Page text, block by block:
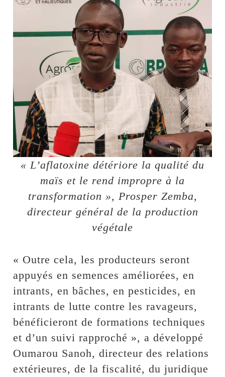
« L’aflatoxine détériore la qualité du
maïs et le rend impropre à la
transformation », Prosper Zemba,
directeur général de la production
végétale
« Outre cela, les producteurs seront
appuyés en semences améliorées, en
intrants, en bâches, en pesticides, en
intrants de lutte contre les ravageurs,
bénéficieront de formations techniques
et d’un suivi rapproché », a développé
Oumarou Sanoh, directeur des relations
extérieures, de la fiscalité, du juridique